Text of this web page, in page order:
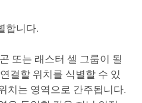
합니다.
또는 래스터 셀 그룹이 될
결할 위치를 식별할 수 있
치는 영역으로 간주됩니다.